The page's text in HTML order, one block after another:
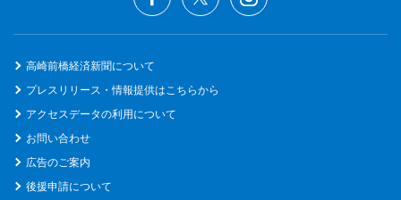
高崎前橋経済新聞について
プレスリリース・情報提供はこちらから
アクセスデータの利用について
お問い合わせ
広告のご案内
後援申請について